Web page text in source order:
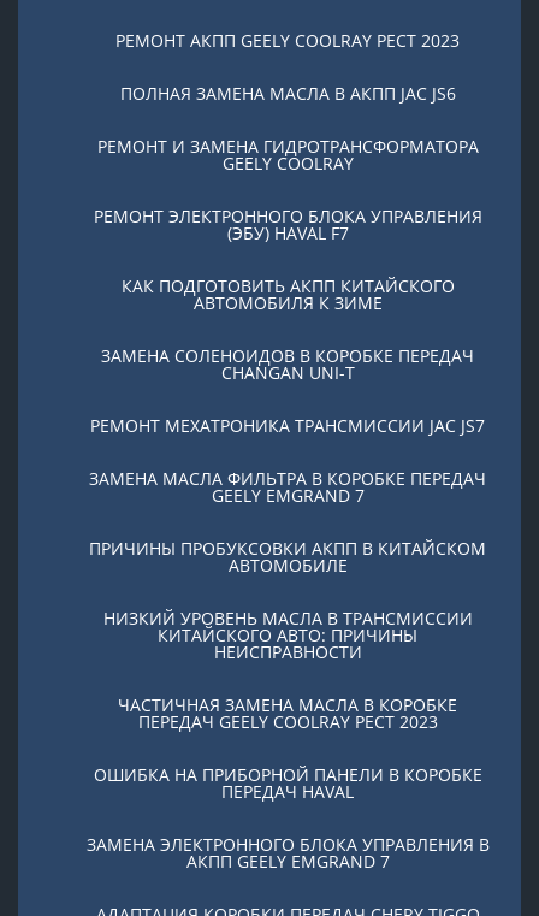
РЕМОНТ АКПП GEELY COOLRAY PЕСТ 2023
ПОЛНАЯ ЗАМЕНА МАСЛА В АКПП JAC JS6
РЕМОНТ И ЗАМЕНА ГИДРОТРАНСФОРМАТОРА
GEELY COOLRAY
РЕМОНТ ЭЛЕКТРОННОГО БЛОКА УПРАВЛЕНИЯ
(ЭБУ) HAVAL F7
КАК ПОДГОТОВИТЬ АКПП КИТАЙСКОГО
АВТОМОБИЛЯ К ЗИМЕ
ЗАМЕНА СОЛЕНОИДОВ В КОРОБКЕ ПЕРЕДАЧ
CHANGAN UNI-T
РЕМОНТ МЕХАТРОНИКА ТРАНСМИССИИ JAC JS7
ЗАМЕНА МАСЛА ФИЛЬТРА В КОРОБКЕ ПЕРЕДАЧ
GEELY EMGRAND 7
ПРИЧИНЫ ПРОБУКСОВКИ АКПП В КИТАЙСКОМ
АВТОМОБИЛЕ
НИЗКИЙ УРОВЕНЬ МАСЛА В ТРАНСМИССИИ
КИТАЙСКОГО АВТО: ПРИЧИНЫ
НЕИСПРАВНОСТИ
ЧАСТИЧНАЯ ЗАМЕНА МАСЛА В КОРОБКЕ
ПЕРЕДАЧ GEELY COOLRAY PЕСТ 2023
ОШИБКА НА ПРИБОРНОЙ ПАНЕЛИ В КОРОБКЕ
ПЕРЕДАЧ HAVAL
ЗАМЕНА ЭЛЕКТРОННОГО БЛОКА УПРАВЛЕНИЯ В
АКПП GEELY EMGRAND 7